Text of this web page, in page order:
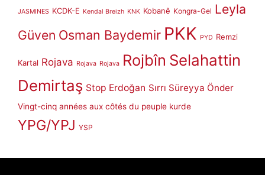
JASMINES KCDK-E Kendal Breizh KNK Kobanê Kongra-Gel Leyla
Güven Osman Baydemir PKK PYD Remzi
Kartal Rojava Rojava Rojava Rojbîn Selahattin
Demirtaş Stop Erdoğan Sırrı Süreyya Önder
Vingt-cinq années aux côtés du peuple kurde
YPG/YPJ YSP